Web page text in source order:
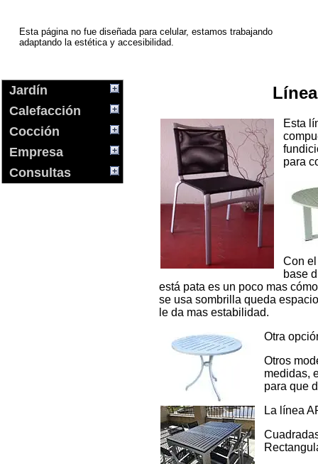
Esta página no fue diseñada para celular, estamos trabajando
adaptando la estética y accesibilidad.
Jardín
Calefacción
Cocción
Empresa
Consultas
Esta
para
Con
base
está pata es un poco mas
se usa sombrilla queda
le da mas estabilidad.
Otra
Otros
medidas,
para que
La línea